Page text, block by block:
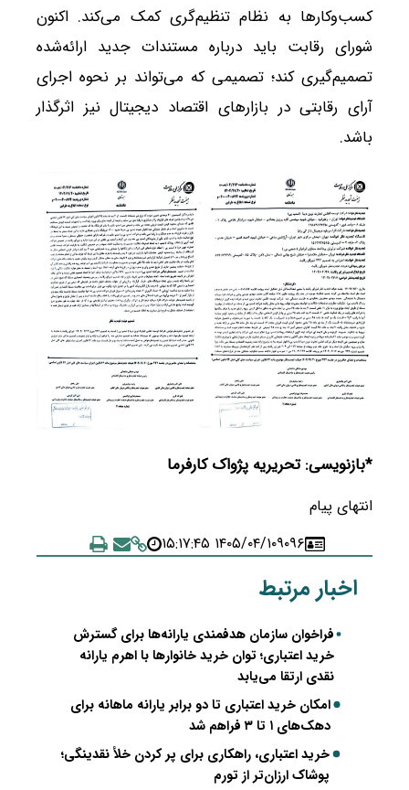
کسب‌وکارها به نظام تنظیم‌گری کمک می‌کند. اکنون
شورای رقابت باید درباره مستندات جدید ارائه‌شده
تصمیم‌گیری کند؛ تصمیمی که می‌تواند بر نحوه اجرای
آرای رقابتی در بازارهای اقتصاد دیجیتال نیز اثرگذار
باشد.
*بازنویسی: تحریریه پژواک کارفرما
انتهای پیام
۹۰۹۶۱۴۰۵/۰۴/۱۰ ۱۵:۱۷:۴۵
اخبار مرتبط
فراخوان سازمان هدفمندی یارانه‌ها برای گسترش
خرید اعتباری؛ توان خرید خانوارها با اهرم یارانه
نقدی ارتقا می‌یابد
امکان خرید اعتباری تا دو برابر یارانه ماهانه برای
دهک‌های ۱ تا ۳ فراهم شد
خرید اعتباری، راهکاری برای پر کردن خلأ نقدینگی؛
پوشاک ارزان‌تر از تورم